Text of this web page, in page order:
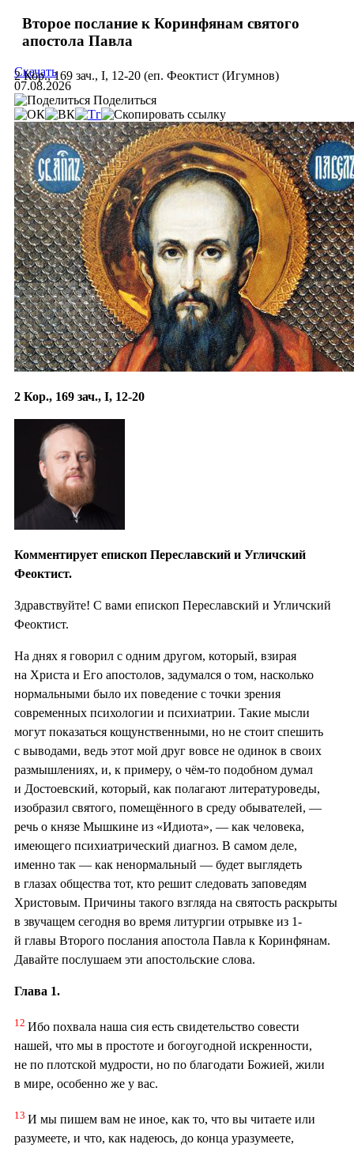
Второе послание к Коринфянам святого
апостола Павла
2 Кор., 169 зач., I, 12-20 (еп. Феоктист (Игумнов)
Скачать
07.08.2026
Поделиться
2 Кор., 169 зач., I, 12-20
Комментирует епископ Переславский и Угличский
Феоктист.
Здравствуйте! С вами епископ Переславский и Угличский
Феоктист.
На днях я говорил с одним другом, который, взирая
на Христа и Его апостолов, задумался о том, насколько
нормальными было их поведение с точки зрения
современных психологии и психиатрии. Такие мысли
могут показаться кощунственными, но не стоит спешить
с выводами, ведь этот мой друг вовсе не одинок в своих
размышлениях, и, к примеру, о чём-то подобном думал
и Достоевский, который, как полагают литературоведы,
изобразил святого, помещённого в среду обывателей, —
речь о князе Мышкине из «Идиота», — как человека,
имеющего психиатрический диагноз. В самом деле,
именно так — как ненормальный — будет выглядеть
в глазах общества тот, кто решит следовать заповедям
Христовым. Причины такого взгляда на святость раскрыты
в звучащем сегодня во время литургии отрывке из 1-
й главы Второго послания апостола Павла к Коринфянам.
Давайте послушаем эти апостольские слова.
Глава 1.
12 Ибо похвала наша сия есть свидетельство совести
нашей, что мы в простоте и богоугодной искренности,
не по плотской мудрости, но по благодати Божией, жили
в мире, особенно же у вас.
13 И мы пишем вам не иное, как то, что вы читаете или
разумеете, и что, как надеюсь, до конца уразумеете,